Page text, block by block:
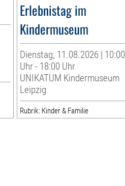
Erlebnistag im
Kindermuseum
Dienstag, 11.08.2026 | 10:00
Uhr - 18:00 Uhr
UNIKATUM Kindermuseum
Leipzig
Rubrik: Kinder & Familie